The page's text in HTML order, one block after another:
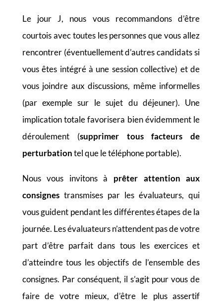
Le jour J, nous vous recommandons d’être
courtois avec toutes les personnes que vous allez
rencontrer (éventuellement d’autres candidats si
vous êtes intégré à une session collective) et de
vous joindre aux discussions, même informelles
(par exemple sur le sujet du déjeuner). Une
implication totale favorisera bien évidemment le
déroulement (supprimer tous facteurs de
perturbationtel que le téléphone portable).
Nous vous invitons à prêter attention aux
consignestransmises par les évaluateurs, qui
vous guident pendant les différentes étapes de la
journée. Les évaluateurs n’attendent pas de votre
part d’être parfait dans tous les exercices et
d’atteindre tous les objectifs de l’ensemble des
consignes. Par conséquent, il s’agit pour vous de
faire de votre mieux, d’être le plus assertif